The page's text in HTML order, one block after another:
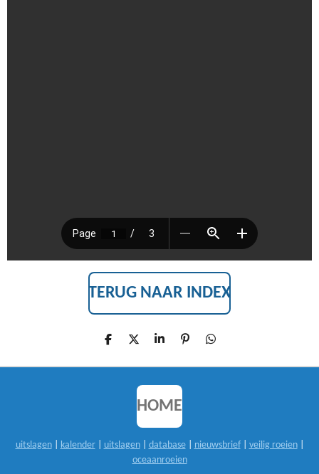
TERUG NAAR INDEX
D
L
D
E
S
A
E
P
N
D
L
HOME
uitslagen| kalender| uitslagen| database| nieuwsbrief| veilig roeien|
oceaanroeien